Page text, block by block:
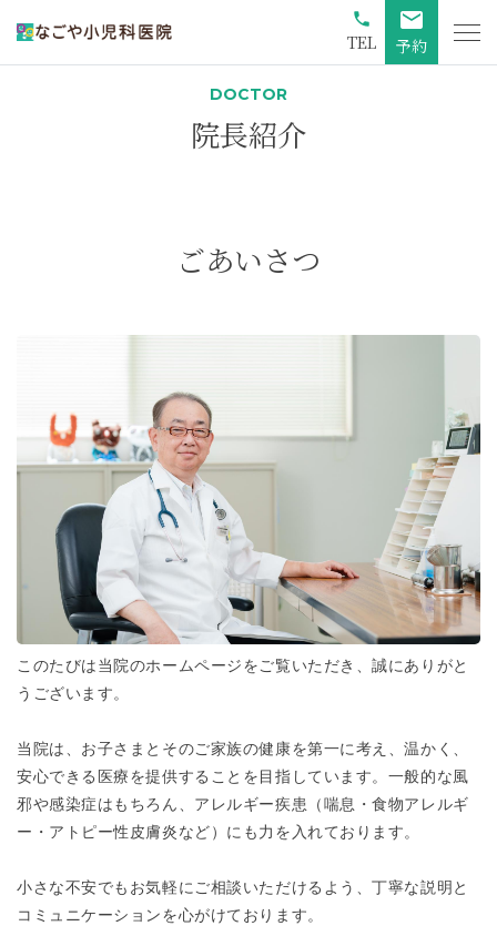
phone
TEL
mail
予約
DOCTOR
院長紹介
ごあいさつ
このたびは当院のホームページをご覧いただき、誠にありがと
うございます。
当院は、お子さまとそのご家族の健康を第一に考え、温かく、
安心できる医療を提供することを目指しています。一般的な風
邪や感染症はもちろん、アレルギー疾患（喘息・食物アレルギ
ー・アトピー性皮膚炎など）にも力を入れております。
小さな不安でもお気軽にご相談いただけるよう、丁寧な説明と
コミュニケーションを心がけております。